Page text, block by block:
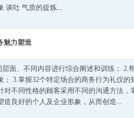
谈吐 气质的提炼...
魅力塑造
面、不同内容进行综合阐述和训练； 2.
3.掌握32个特定场合的商务行为礼仪
不同性格的顾客采用不同的沟通方法，
良好的个人及企业形象，从而创造...